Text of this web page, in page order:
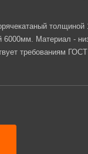
Материал -
требованиям